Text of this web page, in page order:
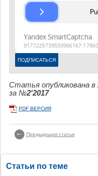
Статья опубликована в
за №2'2017
PDF ВЕРСИЯ
Предыдущая статья
Статьи по теме